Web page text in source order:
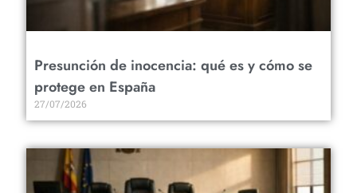
Presunción de inocencia: qué es y cómo se
protege en España
27/07/2026